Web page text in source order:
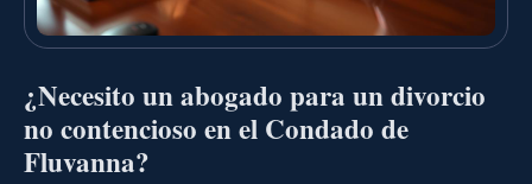
¿Necesito un abogado para un divorcio
no contencioso en el Condado de
Fluvanna?